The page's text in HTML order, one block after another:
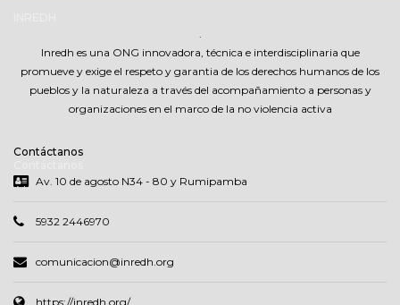
Inredh es una ONG innovadora, técnica e interdisciplinaria que
promueve y exige el respeto y garantia de los derechos humanos de los
pueblos y la naturaleza a través del acompañamiento a personas y
organizaciones en el marco de la no violencia activa
Contáctanos
Av. 10 de agosto N34 - 80 y Rumipamba
5932 2446970
comunicacion@inredh.org
https://inredh.org/